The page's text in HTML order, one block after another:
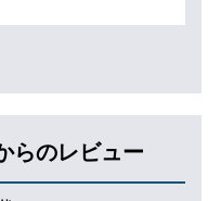
らのレビュー